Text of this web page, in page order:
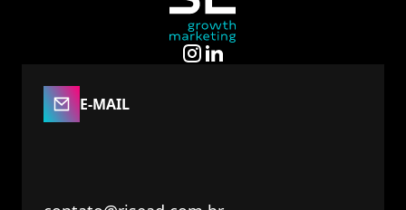
E-MAIL